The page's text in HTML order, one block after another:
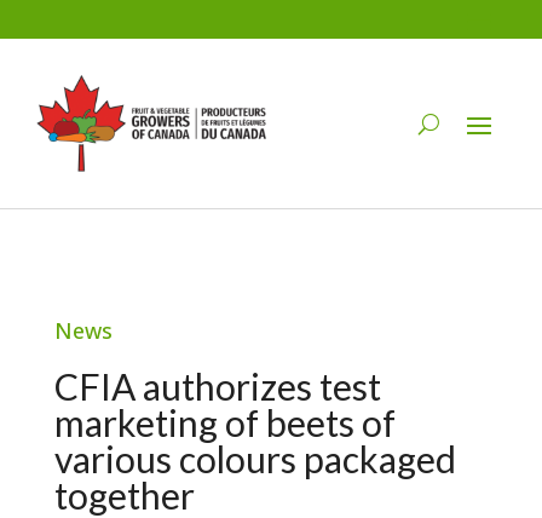
News
CFIA authorizes test
marketing of beets of
various colours packaged
together